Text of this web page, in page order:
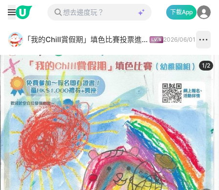
下載App
「我的Chill賞假期」填色比賽投票進行中✅ 2026/06/01
1/2